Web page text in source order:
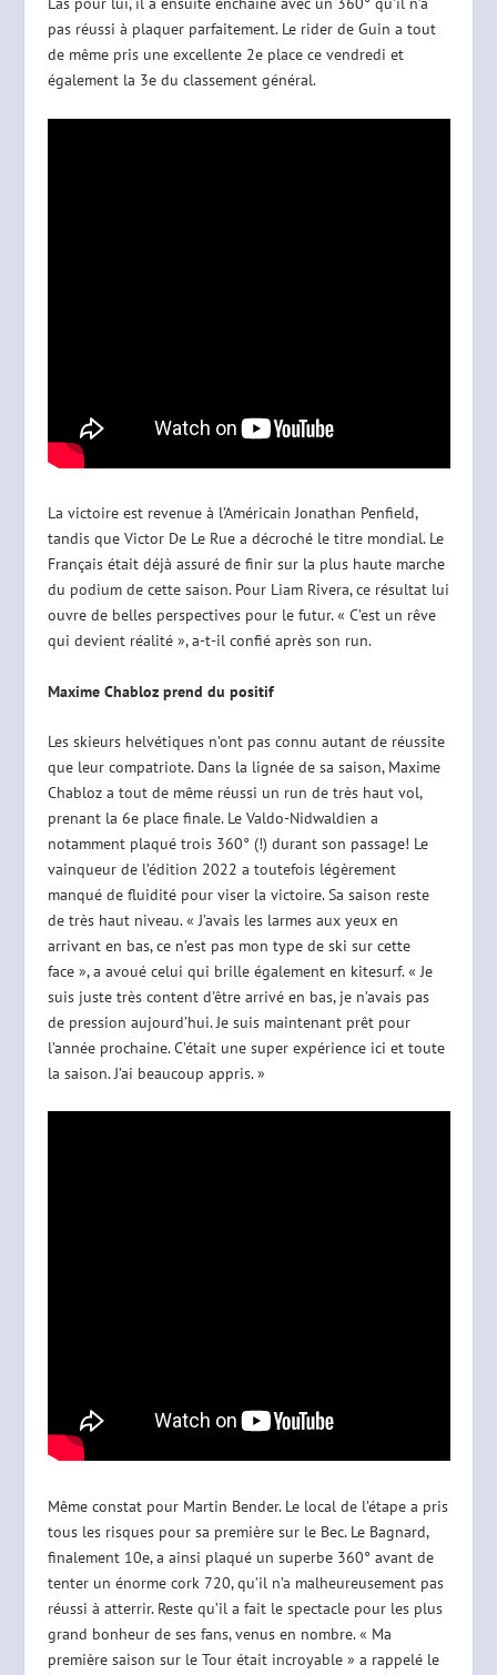
pas réussi à plaquer parfaitement. Le rider de Guin a tout
de même pris une excellente 2e place ce vendredi et
également la 3e du classement général.
La victoire est revenue à l’Américain Jonathan Penfield,
tandis que Victor De Le Rue a décroché le titre mondial. Le
Français était déjà assuré de finir sur la plus haute marche
du podium de cette saison. Pour Liam Rivera, ce résultat lui
ouvre de belles perspectives pour le futur. « C’est un rêve
qui devient réalité », a-t-il confié après son run.
Maxime Chabloz prend du positif
Les skieurs helvétiques n’ont pas connu autant de réussite
que leur compatriote. Dans la lignée de sa saison, Maxime
Chabloz a tout de même réussi un run de très haut vol,
prenant la 6e place finale. Le Valdo-Nidwaldien a
notamment plaqué trois 360° (!) durant son passage! Le
vainqueur de l’édition 2022 a toutefois légèrement
manqué de fluidité pour viser la victoire. Sa saison reste
de très haut niveau. « J’avais les larmes aux yeux en
arrivant en bas, ce n’est pas mon type de ski sur cette
face », a avoué celui qui brille également en kitesurf. « Je
suis juste très content d’être arrivé en bas, je n’avais pas
de pression aujourd’hui. Je suis maintenant prêt pour
l’année prochaine. C’était une super expérience ici et toute
la saison. J’ai beaucoup appris. »
Même constat pour Martin Bender. Le local de l’étape a pris
tous les risques pour sa première sur le Bec. Le Bagnard,
finalement 10e, a ainsi plaqué un superbe 360° avant de
tenter un énorme cork 720, qu’il n’a malheureusement pas
réussi à atterrir. Reste qu’il a fait le spectacle pour les plus
grand bonheur de ses fans, venus en nombre. « Ma
première saison sur le Tour était incroyable » a rappelé le